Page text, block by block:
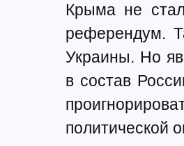
Крыма не
референдум.
Украины. Но
в состав
политической